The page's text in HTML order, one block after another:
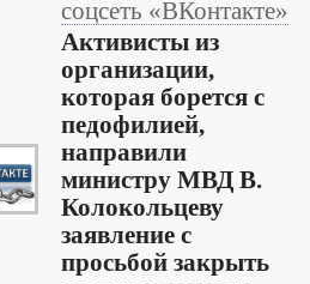
соцсеть «ВКонтакте»
Активисты из
организации,
которая борется с
педофилией,
направили
министру МВД В.
Колокольцеву
заявление с
просьбой закрыть